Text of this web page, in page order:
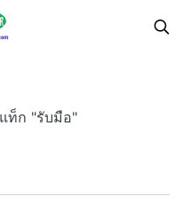
ท็ก "รับมือ"